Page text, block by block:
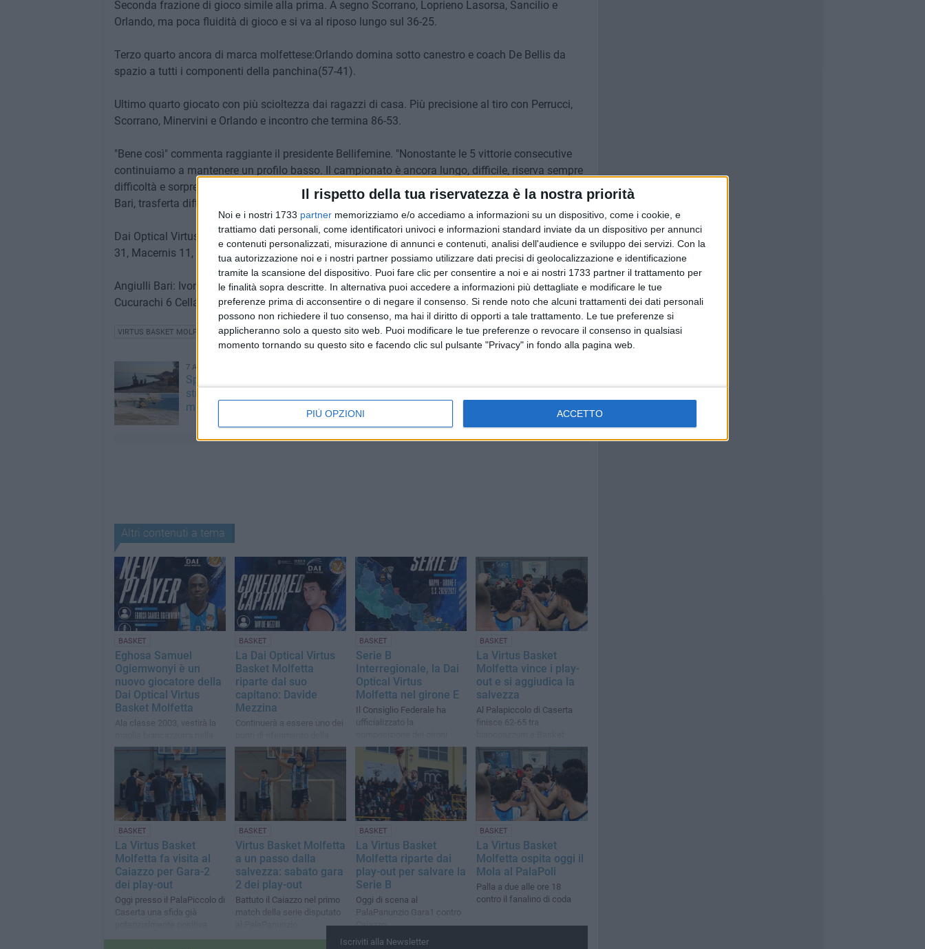
Il rispetto della tua riservatezza è la nostra priorità
Noi e i nostri 1733 partner memorizziamo e/o accediamo a informazioni su un dispositivo, come i cookie, e
trattiamo dati personali, come identificatori univoci e informazioni standard inviate da un dispositivo per annunci
e contenuti personalizzati, misurazione di annunci e contenuti, analisi dell'audience e sviluppo dei servizi. Con la
tua autorizzazione noi e i nostri partner possiamo utilizzare dati precisi di geolocalizzazione e identificazione
tramite la scansione del dispositivo. Puoi fare clic per consentire a noi e ai nostri 1733 partner il trattamento per
le finalità sopra descritte. In alternativa puoi accedere a informazioni più dettagliate e modificare le tue
preferenze prima di acconsentire o di negare il consenso. Si rende noto che alcuni trattamenti dei dati personali
possono non richiedere il tuo consenso, ma hai il diritto di opporti a tale trattamento. Le tue preferenze si
applicheranno solo a questo sito web. Puoi modificare le tue preferenze o revocare il consenso in qualsiasi
momento tornando su questo sito e facendo clic sul pulsante "Privacy" in fondo alla pagina web.
PIÙ OPZIONI ACCETTO
Seconda frazione di gioco simile alla prima. A segno Scorrano, Loprieno Lasorsa, Sancilio e
Orlando, ma poca fluidità di gioco e si va al riposo lungo sul 36-25.
Terzo quarto ancora di marca molfettese:Orlando domina sotto canestro e coach De Bellis da
spazio a tutti i componenti della panchina(57-41).
Ultimo quarto giocato con più scioltezza dai ragazzi di casa. Più precisione al tiro con Perrucci,
Scorrano, Minervini e Orlando e incontro che termina 86-53.
"Bene così" commenta raggiante il presidente Bellifemine. "Nonostante le 5 vittorie consecutive
continuiamo a mantenere un profilo basso. Il campionato è ancora lungo, difficile, riserva sempre
difficoltà e sorprese ogni giornata. Luca De Bellis sta facendo un grande lavoro. Ora testa al Cus
Bari, trasferta difficile e insidiosa".
Dai Optical Virtus Molfetta: Scorrano 9, Loprieno 4, Sancilio 8 MINERVINI 5, Perrucci 16, Orlando
31, Macernis 11, Lasorsa 2. Coach De Bellis.
Angiulli Bari: Ivona 5, Piccolo 4, D'abbicco 1, Barozzi 9, Mariani 5, Ruotolo 19, Paternoster 3,
Cucurachi 6 Cellamare 1. Coach Zotti.
VIRTUS BASKET MOLFETTA
7 AGOSTO 2026
Spiagge libere, via alla pulizia
straordinaria a Molfetta dopo le
mareggiate
Altri contenuti a tema
BASKET
Eghosa Samuel
Ogiemwonyi è un
nuovo giocatore della
Dai Optical Virtus
Basket Molfetta
Ala classe 2003, vestirà la
stagione 2026/2027
BASKET
La Dai Optical Virtus
Basket Molfetta
riparte dal suo
capitano: Davide
Mezzina
Continuerà a essere uno dei
squadra anche nel ruolo di
capitano.
BASKET
Serie B
Interregionale, la Dai
Optical Virtus
Molfetta nel girone E
Il Consiglio Federale ha
ufficializzato la
BASKET
La Virtus Basket
Molfetta vince i play-
out e si aggiudica la
salvezza
Al Palapiccolo di Caserta
finisce 62-65 tra
Caiazzo
BASKET
La Virtus Basket
Molfetta fa visita al
Caiazzo per Gara-2
dei play-out
Oggi presso il PalaPiccolo di
Caserta una sfida già
BASKET
Virtus Basket Molfetta
a un passo dalla
salvezza: sabato gara
2 dei play-out
Battuto il Caiazzo nel primo
match della serie disputato
BASKET
La Virtus Basket
Molfetta riparte dai
play-out per salvare la
Serie B
Oggi di scena al
PalaPanunzio Gara1 contro
Caiazzo
BASKET
La Virtus Basket
Molfetta ospita oggi il
Mola al PalaPoli
Palla a due alle ore 18
contro il fanalino di coda
Iscriviti alla Newsletter